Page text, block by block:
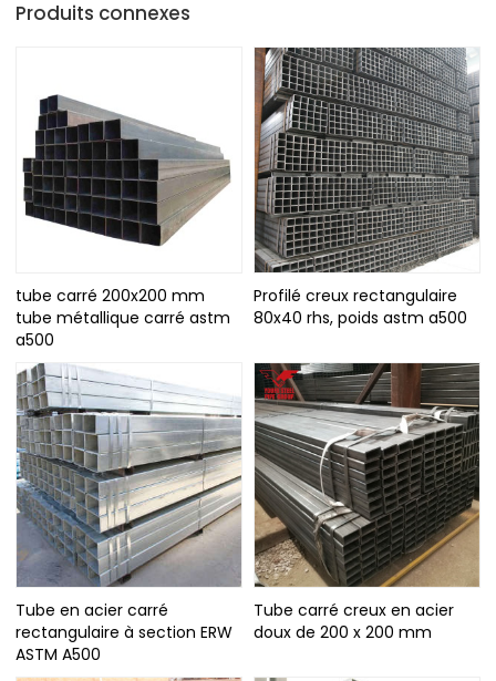
Produits connexes
tube carré 200x200 mm
tube métallique carré astm
a500
Profilé creux rectangulaire
80x40 rhs, poids astm a500
Tube en acier carré
rectangulaire à section ERW
ASTM A500
Tube carré creux en acier
doux de 200 x 200 mm